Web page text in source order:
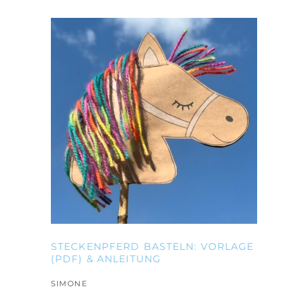
STECKENPFERD BASTELN: VORLAGE
(PDF) & ANLEITUNG
SIMONE